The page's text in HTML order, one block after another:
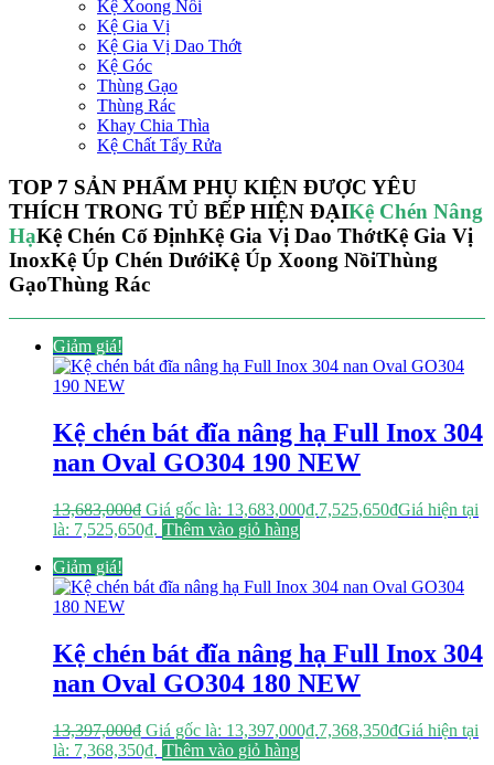
Kệ Xoong Nồi
Kệ Gia Vị
Kệ Gia Vị Dao Thớt
Kệ Góc
Thùng Gạo
Thùng Rác
Khay Chia Thìa
Kệ Chất Tẩy Rửa
TOP 7 SẢN PHẨM PHỤ KIỆN ĐƯỢC YÊU
THÍCH TRONG TỦ BẾP HIỆN ĐẠIKệ Chén Nâng
HạKệ Chén Cố ĐịnhKệ Gia Vị Dao ThớtKệ Gia Vị
InoxKệ Úp Chén DướiKệ Úp Xoong NồiThùng
GạoThùng Rác
Giảm giá!
Kệ chén bát đĩa nâng hạ Full Inox 304
nan Oval GO304 190 NEW
13,683,000₫ Giá gốc là: 13,683,000₫.7,525,650₫Giá hiện tại
là: 7,525,650₫. Thêm vào giỏ hàng
Giảm giá!
Kệ chén bát đĩa nâng hạ Full Inox 304
nan Oval GO304 180 NEW
13,397,000₫ Giá gốc là: 13,397,000₫.7,368,350₫Giá hiện tại
là: 7,368,350₫. Thêm vào giỏ hàng